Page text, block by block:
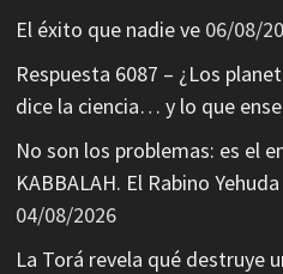
El éxito que nadie ve 06/08/
Respuesta 6087 – ¿Los
dice la ciencia… y lo que
No son los problemas: es el
KABBALAH. El Rabino
04/08/2026
La Torá revela qué destruye